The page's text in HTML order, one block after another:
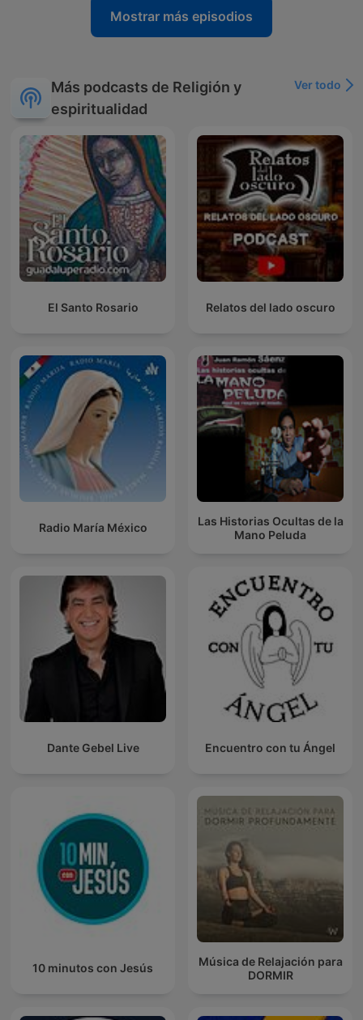
Mostrar más episodios
Más podcasts de Religión y
espiritualidad
Ver todo
El Santo Rosario Relatos del lado oscuro
Radio María México
Las Historias Ocultas de la
Mano Peluda
Dante Gebel Live Encuentro con tu Ángel
10 minutos con Jesús
Música de Relajación para
DORMIR